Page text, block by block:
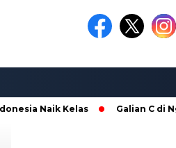
Naik Kelas Galian C di